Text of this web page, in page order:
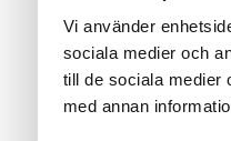
Vi använder
sociala medier och
till de sociala medier
med annan
med
och